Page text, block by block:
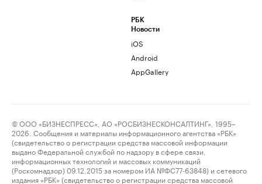
РБК
Новости
iOS
Android
AppGallery
© ООО «БИЗНЕСПРЕСС», АО «РОСБИЗНЕСКОНСАЛТИНГ», 1995–
2026. Сообщения и материалы информационного агентства «РБК»
(свидетельство о регистрации средства массовой информации
выдано Федеральной службой по надзору в сфере связи,
информационных технологий и массовых коммуникаций
(Роскомнадзор) 09.12.2015 за номером ИА №ФС77-63848) и сетевого
издания «РБК» (свидетельство о регистрации средства массовой